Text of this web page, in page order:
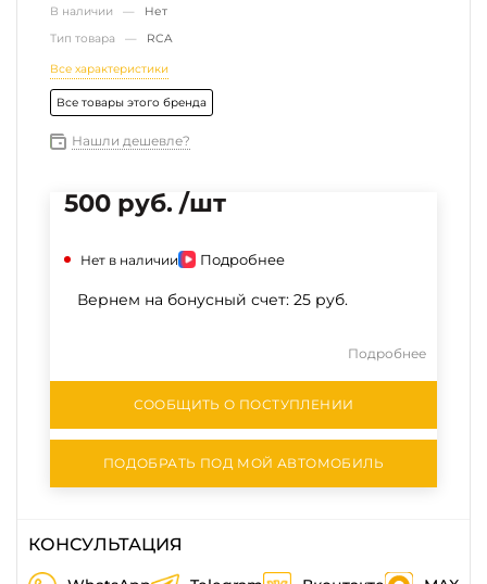
В наличии — Нет
Тип товара — RCA
Все характеристики
Все товары этого бренда
Нашли дешевле?
500 руб. /шт
Нет в наличии Подробнее
Вернем на бонусный счет: 25 руб.
Подробнее
СООБЩИТЬ О ПОСТУПЛЕНИИ
ПОДОБРАТЬ ПОД МОЙ АВТОМОБИЛЬ
КОНСУЛЬТАЦИЯ